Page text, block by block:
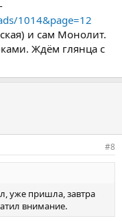
1014&page=12
и сам Монолит.
Ждём глянца с
#8
уже пришла, завтра
внимание.